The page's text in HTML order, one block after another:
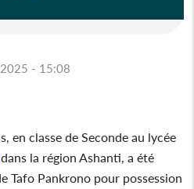
- 15:08
en classe de Seconde au lycée
dans la région Ashanti, a été
Tafo Pankrono pour possession